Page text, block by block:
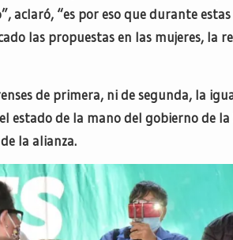
aclaró, “es por eso que durante
las propuestas en las mujeres, la
de primera, ni de segunda, la
estado de la mano del gobierno de
la alianza.